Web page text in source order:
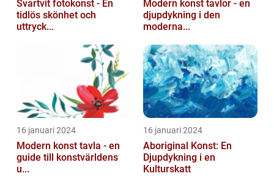
Svartvit fotokonst - En
tidlös skönhet och
uttryck...
Modern konst tavlor - en
djupdykning i den
moderna...
16 januari 2024
Modern konst tavla - en
guide till konstvärldens
u...
16 januari 2024
Aboriginal Konst: En
Djupdykning i en
Kulturskatt